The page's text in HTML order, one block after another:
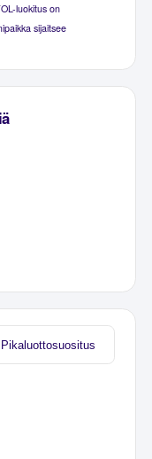
luokitus on
sijaitsee